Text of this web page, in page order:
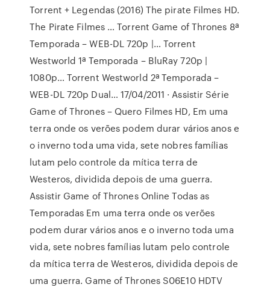
Torrent + Legendas (2016) The pirate Filmes HD.
The Pirate Filmes … Torrent Game of Thrones 8ª
Temporada – WEB-DL 720p |… Torrent
Westworld 1ª Temporada – BluRay 720p |
1080p… Torrent Westworld 2ª Temporada –
WEB-DL 720p Dual… 17/04/2011 · Assistir Série
Game of Thrones – Quero Filmes HD, Em uma
terra onde os verões podem durar vários anos e
o inverno toda uma vida, sete nobres famílias
lutam pelo controle da mítica terra de
Westeros, dividida depois de uma guerra.
Assistir Game of Thrones Online Todas as
Temporadas Em uma terra onde os verões
podem durar vários anos e o inverno toda uma
vida, sete nobres famílias lutam pelo controle
da mítica terra de Westeros, dividida depois de
uma guerra. Game of Thrones S06E10 HDTV